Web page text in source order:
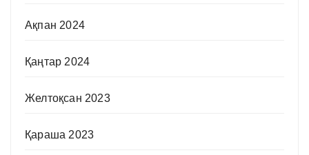
Ақпан 2024
Қаңтар 2024
Желтоқсан 2023
Қараша 2023